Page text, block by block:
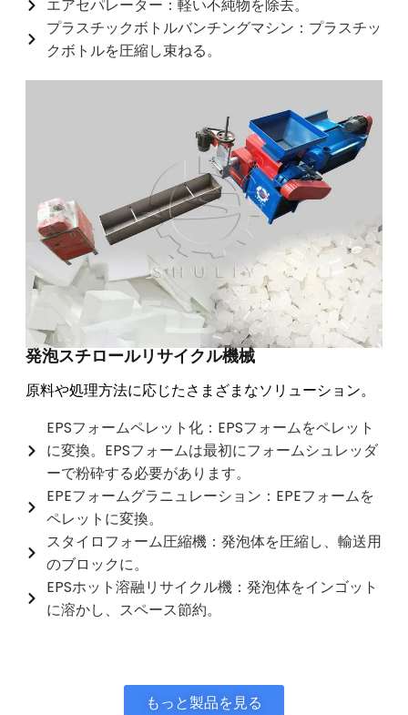
エアセパレーター：軽い不純物を除去。
プラスチックボトルバンチングマシン：プラスチッ
クボトルを圧縮し束ねる。
発泡スチロールリサイクル機械
原料や処理方法に応じたさまざまなソリューション。
EPSフォームペレット化：EPSフォームをペレット
に変換。EPSフォームは最初にフォームシュレッダ
ーで粉砕する必要があります。
EPEフォームグラニュレーション：EPEフォームを
ペレットに変換。
スタイロフォーム圧縮機：発泡体を圧縮し、輸送用
のブロックに。
EPSホット溶融リサイクル機：発泡体をインゴット
に溶かし、スペース節約。
もっと製品を見る